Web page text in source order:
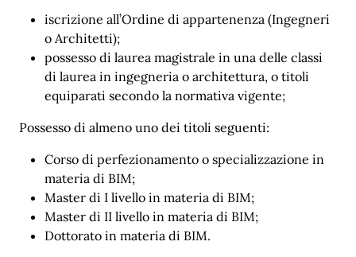
iscrizione all’Ordine di appartenenza (Ingegneri
o Architetti);
possesso di laurea magistrale in una delle classi
di laurea in ingegneria o architettura, o titoli
equiparati secondo la normativa vigente;
Possesso di almeno uno dei titoli seguenti:
Corso di perfezionamento o specializzazione in
materia di BIM;
Master di I livello in materia di BIM;
Master di II livello in materia di BIM;
Dottorato in materia di BIM.